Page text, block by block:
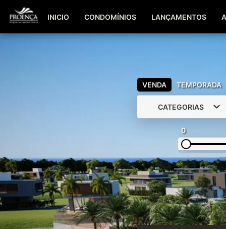
INICIO CONDOMÍNIOS LANÇAMENTOS
VENDA TEMPORADA
CATEGORIAS
0